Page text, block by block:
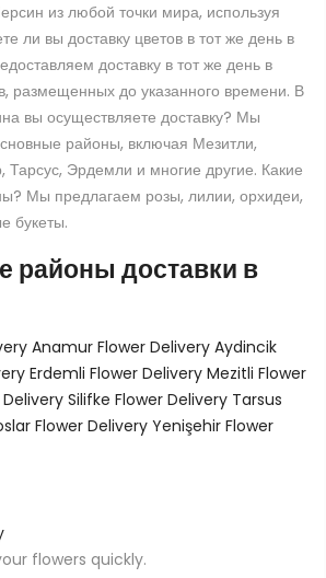
из любой точки мира, используя
ли вы доставку цветов в тот же день в
доставку в тот же день в
размещенных до указанного времени. В
вы осуществляете доставку? Мы
районы, включая Мезитли,
Тарсус, Эрдемли и многие другие. Какие
Мы предлагаем розы, лилии, орхидеи,
букеты.
районы доставки в
Anamur Flower Delivery Aydincik
Erdemli Flower Delivery Mezitli Flower
Silifke Flower Delivery Tarsus
Flower Delivery Yenişehir Flower
flowers quickly.